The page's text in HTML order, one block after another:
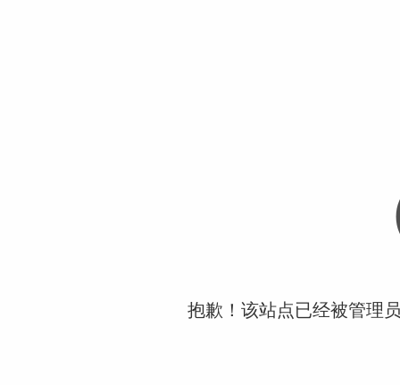
抱歉！该站点已经被管理